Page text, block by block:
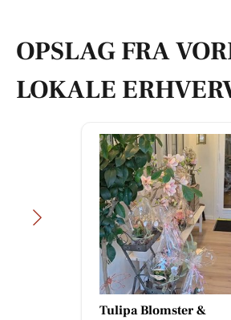
OPSLAG FRA
LOKALE
Tulipa Blomster &